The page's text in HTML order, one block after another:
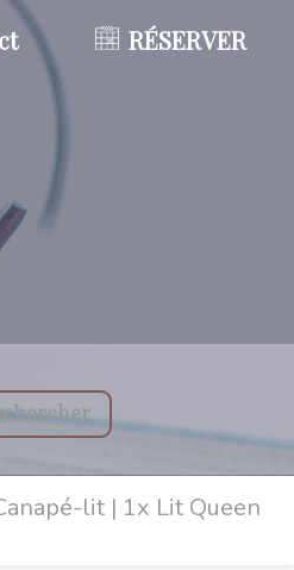
RÉSERVER
lit| 1x Lit Queen